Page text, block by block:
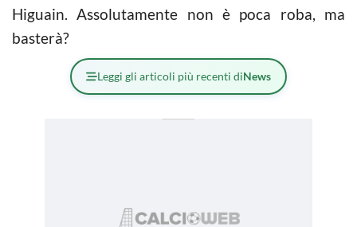
Higuain. Assolutamente non è poca roba, ma
basterà?
Leggi gli articoli più recenti diNews